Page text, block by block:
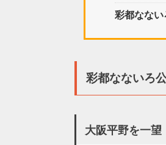
彩都なない
彩都なないろ
大阪平野を一望